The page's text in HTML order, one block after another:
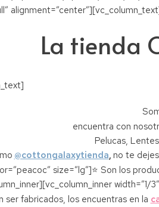
La tienda
encuentra con
Pelucas,
@cottongalaxytienda, no te
size=”lg”]⭐ Son los
width=”1/
ser fabricados, los encuentras en la